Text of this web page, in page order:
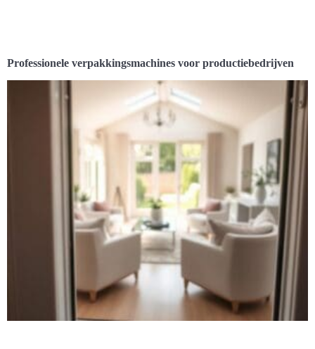
Professionele verpakkingsmachines voor productiebedrijven